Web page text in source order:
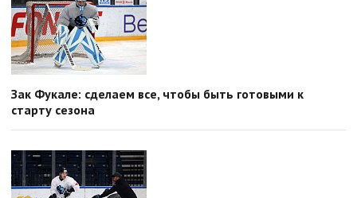
Зак Фукале: сделаем все, чтобы быть готовыми к
старту сезона